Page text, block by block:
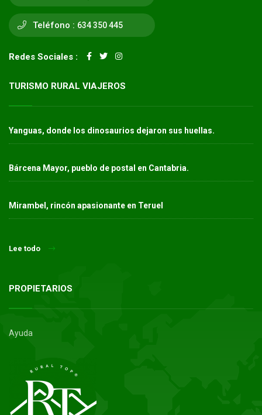
Teléfono : 634 350 445
Redes Sociales :
TURISMO RURAL VIAJEROS
Yanguas, donde los dinosaurios dejaron sus huellas.
Bárcena Mayor, pueblo de postal en Cantabria.
Mirambel, rincón apasionante en Teruel
Lee todo
PROPIETARIOS
Ayuda